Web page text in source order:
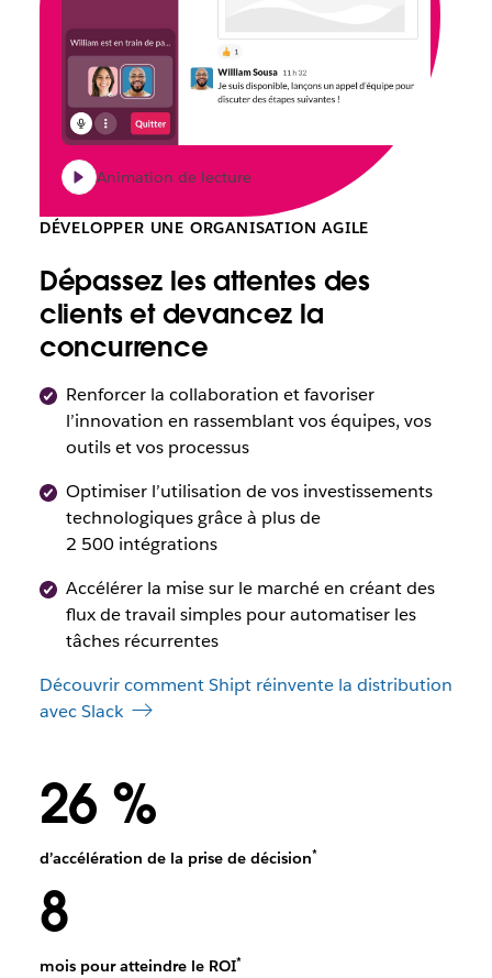
Animation de lecture
DÉVELOPPER UNE ORGANISATION AGILE
Dépassez les attentes des
clients et devancez la
concurrence
Renforcer la collaboration et favoriser
l’innovation en rassemblant vos équipes, vos
outils et vos processus
Optimiser l’utilisation de vos investissements
technologiques grâce à plus de
2 500 intégrations
Accélérer la mise sur le marché en créant des
flux de travail simples pour automatiser les
tâches récurrentes
Découvrir comment Shipt réinvente la distribution
avec Slack
26 %
d’accélération de la prise de décision*
8
mois pour atteindre le ROI*